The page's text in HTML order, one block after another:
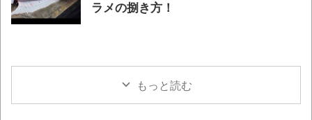
ラメの捌き方！
もっと読む